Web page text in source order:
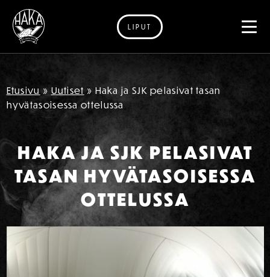
Siirry sisältöön
LIPUT
Etusivu » Uutiset » Haka ja SJK pelasivat tasan
hyvätasoisessa ottelussa
HAKA JA SJK PELASIVAT
TASAN HYVÄTASOISESSA
OTTELUSSA